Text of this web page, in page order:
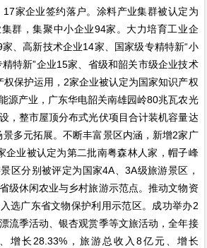
家企业签约落户。涂料产业集群被认定为
群，集聚中小企业94家。大力培育工业企
家、高新技术企业14家、国家级专精特新“小
精特新”企业15家、省级和韶关市级企业技术
保护运用，2家企业被认定为国家知识产权
源产业，广东华电韶关南雄园岭80兆瓦农光
，整市屋顶分布式光伏项目合计装机容量达
多元拓展。不断丰富景区内涵，新增2家广
企业被认定为第二批南粤森林人家，帽子峰
区分别被评定为国家4A、3A级旅游景区，
级休闲农业与乡村旅游示范点。推动文物资
选广东省文物保护利用示范区。成功举办2
流季活动、银杏观赏季等文旅活动，全年接
增长28.33%，旅游总收入8亿元、增长